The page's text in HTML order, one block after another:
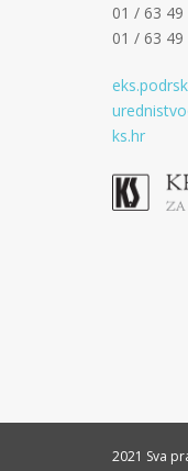
01 / 63 49
01 / 63 49
ks.hr
2021 Sva